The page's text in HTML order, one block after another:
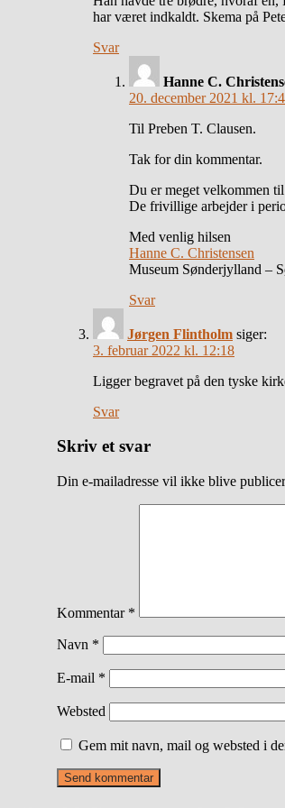
har været indkaldt. Skema på
Svar
Hanne C.
20. december 2021 kl.
Til Preben T. Clausen.
Tak for din kommentar.
Du er meget velkommen
De frivillige arbejder i
Med venlig hilsen
Hanne C. Christensen
Museum Sønderjylland –
Svar
Jørgen Flintholm siger:
3. februar 2022 kl. 12:18
Ligger begravet på den tyske
Svar
Skriv et svar
Din e-mailadresse vil ikke blive
Kommentar *
Navn *
E-mail *
Websted
Gem mit navn, mail og websted i